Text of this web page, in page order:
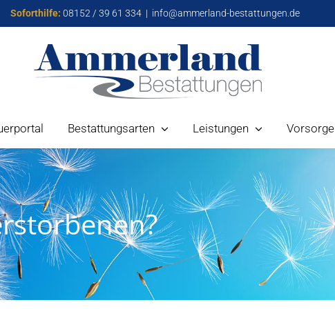
Soforthilfe: 08152 / 39 61 334 | info@ammerland-bestattungen.de
Bestattungsarten Leistungen Vorsorge